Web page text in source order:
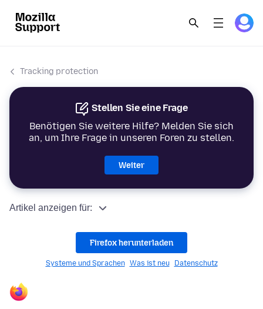
Tracking protection
Stellen Sie eine Frage
Benötigen Sie weitere Hilfe? Melden Sie sich
an, um Ihre Frage in unseren Foren zu stellen.
Weiter
Artikel anzeigen für:
Firefox herunterladen
Systeme und Sprachen Was ist neu Datenschutz